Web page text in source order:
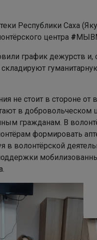
Республики Саха
центра #
график дежурств
не стоит в стороне от
в добровольческом
гражданам. В
формировать
в волонтёрской